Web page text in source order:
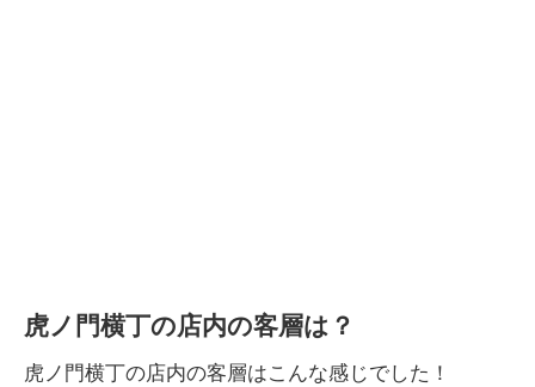
虎ノ門横丁の店内の客層は？
虎ノ門横丁の店内の客層はこんな感じでした！